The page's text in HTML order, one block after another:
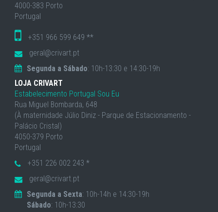
4000-383 Porto
Portugal
+351 966 599 649 **
geral@crivart.pt
Segunda a Sábado: 10h-13:30 e 14:30-19h
LOJA CRIVART
Estabelecimento Portugal Sou Eu
Rua Miguel Bombarda, 648
(À maternidade Júlio Diniz - Parque de Estacionamento -
Palácio Cristal)
4050-379 Porto
Portugal
+351 226 002 243 *
geral@crivart.pt
Segunda a Sexta: 10h-14h e 14:30-19h
Sábado: 10h-13:30